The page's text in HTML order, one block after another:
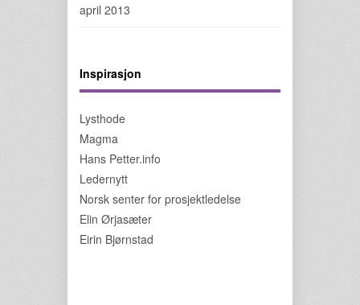
april 2013
Inspirasjon
Lysthode
Magma
Hans Petter.info
Ledernytt
Norsk senter for prosjektledelse
Elin Ørjasæter
Eirin Bjørnstad